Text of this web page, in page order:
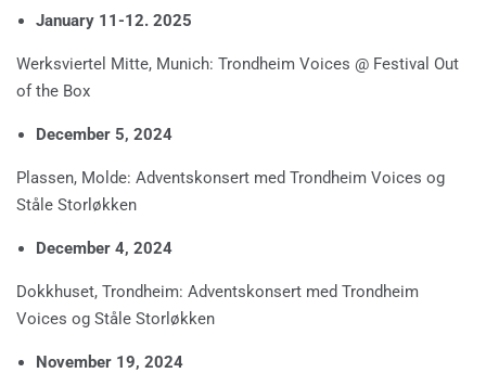
January 11-12. 2025
Werksviertel Mitte, Munich: Trondheim Voices @ Festival Out
of the Box
December 5, 2024
Plassen, Molde: Adventskonsert med Trondheim Voices og
Ståle Storløkken
December 4, 2024
Dokkhuset, Trondheim: Adventskonsert med Trondheim
Voices og Ståle Storløkken
November 19, 2024